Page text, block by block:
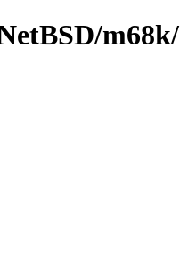
m68k/